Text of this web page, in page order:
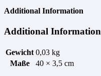
Additional Information
Additional Information
Gewicht 0,03 kg
Maße
40 × 3,5 cm